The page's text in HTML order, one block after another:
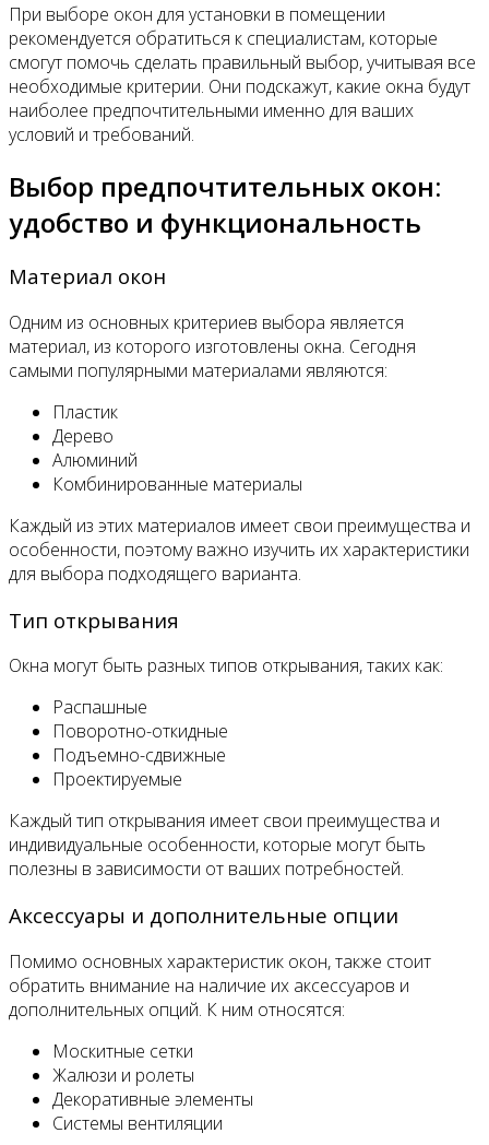
При выборе окон для установки в помещении
рекомендуется обратиться к специалистам, которые
смогут помочь сделать правильный выбор, учитывая все
необходимые критерии. Они подскажут, какие окна будут
наиболее предпочтительными именно для ваших
условий и требований.
Выбор предпочтительных окон:
удобство и функциональность
Материал окон
Одним из основных критериев выбора является
материал, из которого изготовлены окна. Сегодня
самыми популярными материалами являются:
Пластик
Дерево
Алюминий
Комбинированные материалы
Каждый из этих материалов имеет свои преимущества и
особенности, поэтому важно изучить их характеристики
для выбора подходящего варианта.
Тип открывания
Окна могут быть разных типов открывания, таких как:
Распашные
Поворотно-откидные
Подъемно-сдвижные
Проектируемые
Каждый тип открывания имеет свои преимущества и
индивидуальные особенности, которые могут быть
полезны в зависимости от ваших потребностей.
Аксессуары и дополнительные опции
Помимо основных характеристик окон, также стоит
обратить внимание на наличие их аксессуаров и
дополнительных опций. К ним относятся:
Москитные сетки
Жалюзи и ролеты
Декоративные элементы
Системы вентиляции